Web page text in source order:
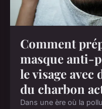
Comment
masque anti-
le visage avec
du charbon
Dans une ère où la